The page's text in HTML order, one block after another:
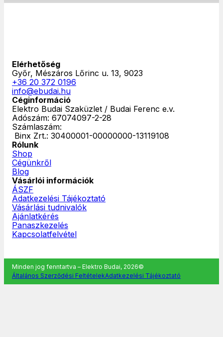
Elérhetőség
Győr, Mészáros Lőrinc u. 13, 9023
+36 20 372 0196
info@ebudai.hu
Céginformáció
Elektro Budai Szaküzlet / Budai Ferenc e.v.
Adószám: 67074097-2-28
Számlaszám:
‎ Binx Zrt.: 30400001-00000000-13119108
Rólunk
Shop
Cégünkről
Blog
Vásárlói információk
ÁSZF
Adatkezelési Tájékoztató
Vásárlási tudnivalók
Ajánlatkérés
Panaszkezelés
Kapcsolatfelvétel
Minden jog fenntartva – Elektro Budai, 2026©
Általános Szerződési FeltételekAdatkezelési Tájékoztató